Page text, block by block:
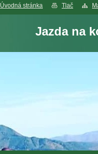
Úvodná stránka Tlač
Jazda na